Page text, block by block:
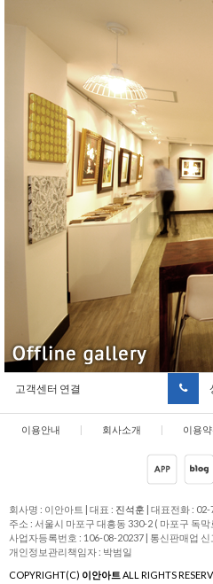
고객센터 연결
이용안내 회사소개 이용
회사명 : 이안아트 대표 : 진석훈 대표전화 :
주소 : 서울시 마포구 대흥동 330-2 ( 마포구 독막
사업자등록번호 : 106-08-20237
통신판매업 신
개인정보관리책임자 : 박범일
COPYRIGHT(C) 이안아트 ALL RIGHTS